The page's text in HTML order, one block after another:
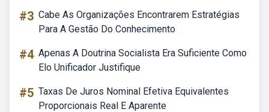
#3 Cabe As Organizações Encontrarem Estratégias
Para A Gestão Do Conhecimento
#4 Apenas A Doutrina Socialista Era Suficiente Como
Elo Unificador Justifique
#5 Taxas De Juros Nominal Efetiva Equivalentes
Proporcionais Real E Aparente